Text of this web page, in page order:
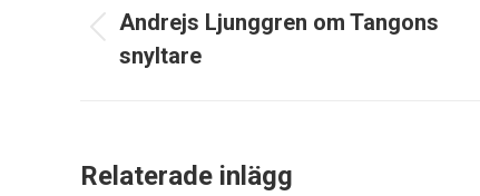
navigation
Previous
post:
Andrejs Ljunggren om Tangons
snyltare
Relaterade inlägg